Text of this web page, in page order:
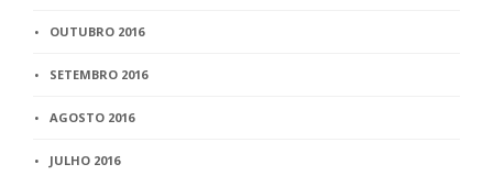
OUTUBRO 2016
SETEMBRO 2016
AGOSTO 2016
JULHO 2016